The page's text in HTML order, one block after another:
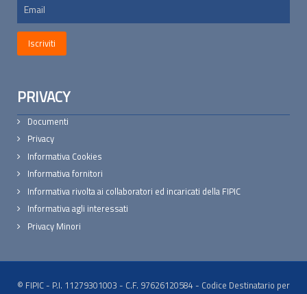
PRIVACY
Documenti
Privacy
Informativa Cookies
Informativa fornitori
Informativa rivolta ai collaboratori ed incaricati della FIPIC
Informativa agli interessati
Privacy Minori
© FIPIC - P.I. 11279301003 - C.F. 97626120584 - Codice Destinatario per